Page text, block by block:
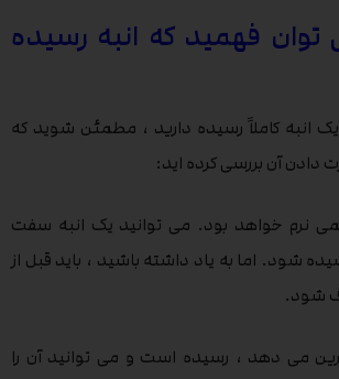
توان فهمید که انبه رسیده
انبه کاملاً رسیده دارید ، مطمئن شوید که
دادن آن بررسی کرده اید:
نرم خواهد بود. می توانید یک انبه سفت
شود. اما به یاد داشته باشید ، باید قبل از
شود.
می دهد ، رسیده است و می توانید آن را